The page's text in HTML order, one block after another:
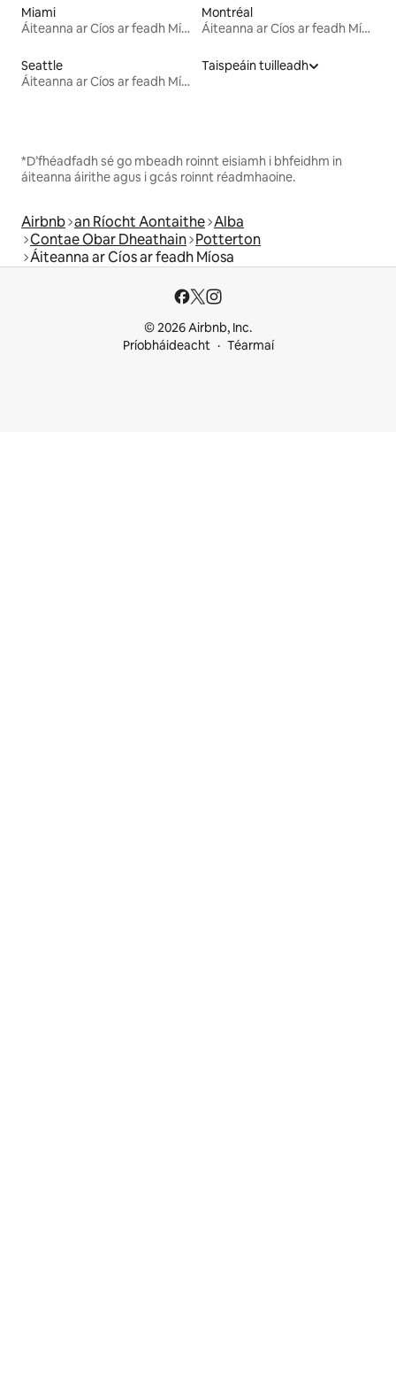
Miami
Áiteanna ar Cíos ar feadh Míosa
Montréal
Áiteanna ar Cíos ar feadh Míosa
Seattle
Áiteanna ar Cíos ar feadh Míosa
Taispeáin tuilleadh
*D’fhéadfadh sé go mbeadh roinnt eisiamh i bhfeidhm in
áiteanna áirithe agus i gcás roinnt réadmhaoine.
Airbnb an Ríocht Aontaithe Alba
Contae Obar Dheathain Potterton
Áiteanna ar Cíos ar feadh Míosa
© 2026 Airbnb, Inc.
Príobháideacht
Téarmaí